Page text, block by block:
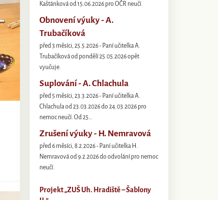
Kaštánková od 15.06.2026 pro OČR neučí.
Obnovení výuky - A.
Trubačíková
před 3 měsíci, 25.5.2026 - Paní učitelka A.
Trubačíková od pondělí 25.05.2026 opět
vyučuje.
Suplování - A. Chlachula
před 5 měsíci, 23.3.2026 - Paní učitelka A.
Chlachula od 23.03.2026 do 24.03.2026 pro
nemoc neučí. Od 25…
Zrušení výuky - H. Nemravová
před 6 měsíci, 8.2.2026 - Paní učitelka H.
Nemravová od 9.2.2026 do odvolání pro nemoc
neučí.
Projekt „ZUŠ Uh. Hradiště – Šablony